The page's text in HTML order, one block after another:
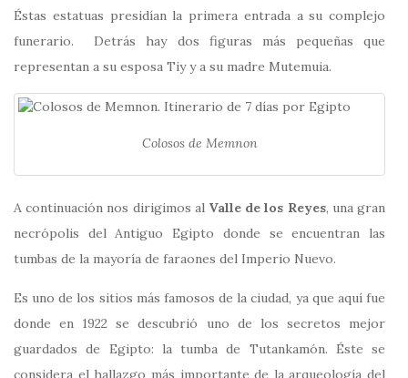
Éstas estatuas presidían la primera entrada a su complejo
funerario. Detrás hay dos figuras más pequeñas que
representan a su esposa Tiy y a su madre Mutemuia.
Colosos de Memnon
A continuación nos dirigimos al Valle de los Reyes, una gran
necrópolis del Antiguo Egipto donde se encuentran las
tumbas de la mayoría de faraones del Imperio Nuevo.
Es uno de los sitios más famosos de la ciudad, ya que aquí fue
donde en 1922 se descubrió uno de los secretos mejor
guardados de Egipto: la tumba de Tutankamón. Éste se
considera el hallazgo más importante de la arqueología del